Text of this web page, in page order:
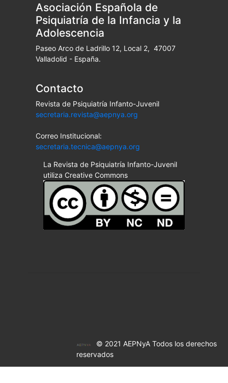
Asociación Española de
Psiquiatría de la Infancia y la
Adolescencia
Paseo Arco de Ladrillo 12, Local 2, 47007
Valladolid - España.
Contacto
Revista de Psiquiatría Infanto-Juvenil
secretaria.revista@aepnya.org
Correo Institucional:
secretaria.tecnica@aepnya.org
La Revista de Psiquiatría Infanto-Juvenil
utiliza Creative Commons
© 2021 AEPNyA Todos los derechos
reservados